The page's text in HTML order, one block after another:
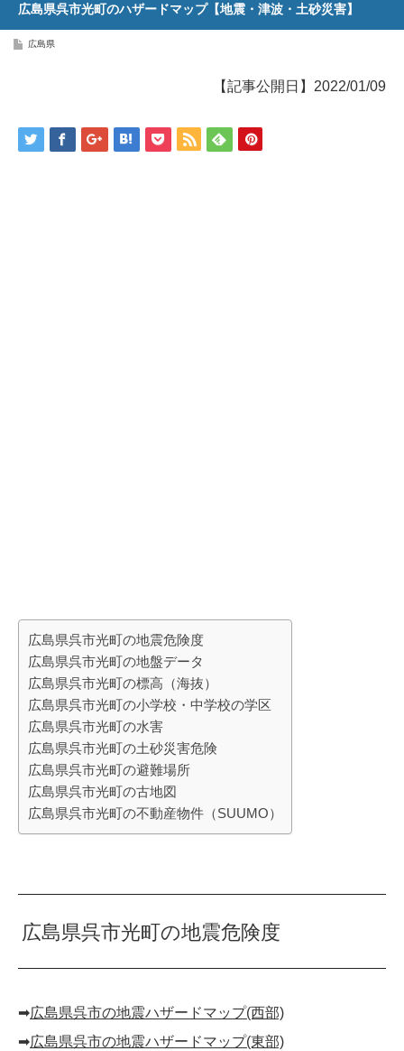
広島県呉市光町のハザードマップ【地震・津波・土砂災害】
広島県
【記事公開日】2022/01/09
広島県呉市光町の地震危険度
広島県呉市光町の地盤データ
広島県呉市光町の標高（海抜）
広島県呉市光町の小学校・中学校の学区
広島県呉市光町の水害
広島県呉市光町の土砂災害危険
広島県呉市光町の避難場所
広島県呉市光町の古地図
広島県呉市光町の不動産物件（SUUMO）
広島県呉市光町の地震危険度
➡︎広島県呉市の地震ハザードマップ(西部)
➡︎広島県呉市の地震ハザードマップ(東部)